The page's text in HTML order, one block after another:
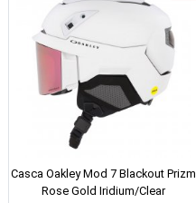
Casca Oakley Mod 7 Blackout Prizm
Rose Gold Iridium/Clear